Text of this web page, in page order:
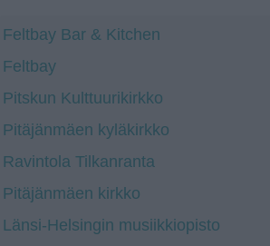
Feltbay Bar & Kitchen
Feltbay
Pitskun Kulttuurikirkko
Pitäjänmäen kyläkirkko
Ravintola Tilkanranta
Pitäjänmäen kirkko
Länsi-Helsingin musiikkiopisto